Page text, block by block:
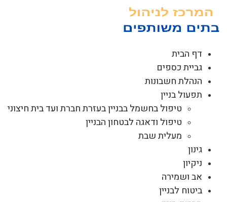
דף הבית
גביית כספים
הנהלת חשבונות
תפעול בניין
טיפול בחשמל בבניין בעזרת חברת ועד בית חיצוני
טיפול ודאגה לבטחון הבניין
מעלית שבת
גינון
ניקיון
אב ושמירה
ביטוח לבניין